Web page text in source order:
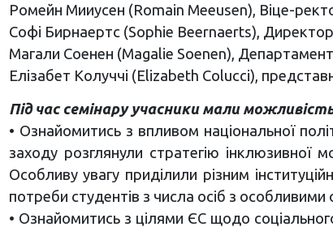
Ромейн Мииусен (Romain Meeusen), Віце-
Софі Бирнаертс (Sophie Beernaerts),
Магали Соенен (Magalie Soenen),
Елізабет Колуччі (Elizabeth Colucci),
Під час семінару учасники мали
• Ознайомитись з впливом національної
заходу розглянули стратегію інклюзивної
Особливу увагу приділили різним
потреби студентів з числа осіб з особливими
• Ознайомитись з цілями ЄС щодо